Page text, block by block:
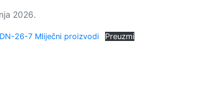
2026.
26-7 Mliječni proizvodi Preuzmi